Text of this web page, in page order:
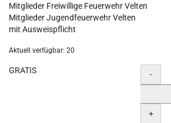
Mitglieder Freiwillige Feuerwehr Velten
Mitglieder Jugendfeuerwehr Velten
mit Ausweispflicht
Aktuell verfügbar: 20
GRATIS Menge
-
+